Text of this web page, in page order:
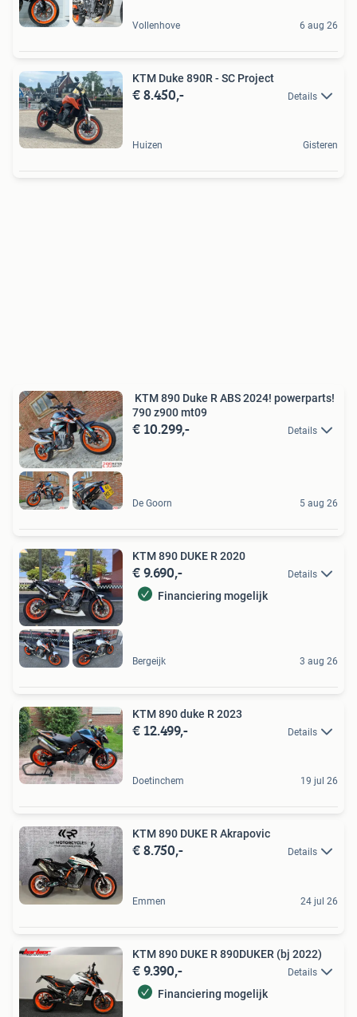
Vollenhove 6 aug 26
KTM Duke 890R - SC Project
€ 8.450,- Details
Huizen Gisteren
️ KTM 890 Duke R ABS 2024! powerparts!
790 z900 mt09
€ 10.299,- Details
De Goorn 5 aug 26
KTM 890 DUKE R 2020
€ 9.690,- Details
Financiering mogelijk
Bergeijk 3 aug 26
KTM 890 duke R 2023
€ 12.499,- Details
Doetinchem 19 jul 26
KTM 890 DUKE R Akrapovic
€ 8.750,- Details
Emmen 24 jul 26
️KTM 890 DUKE R 890DUKER (bj 2022)️
€ 9.390,- Details
Financiering mogelijk